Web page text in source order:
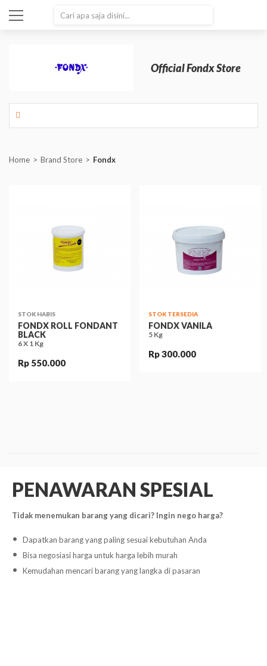
Official Fondx Store
Home Brand Store Fondx
STOK HABIS
FONDX ROLL FONDANT
BLACK
6 X 1 Kg
Rp 550.000
STOK TERSEDIA
FONDX VANILA
5 Kg
Rp 300.000
PENAWARAN SPESIAL
Tidak menemukan barang yang dicari? Ingin nego harga?
Dapatkan barang yang paling sesuai kebutuhan Anda
Bisa negosiasi harga untuk harga lebih murah
Kemudahan mencari barang yang langka di pasaran